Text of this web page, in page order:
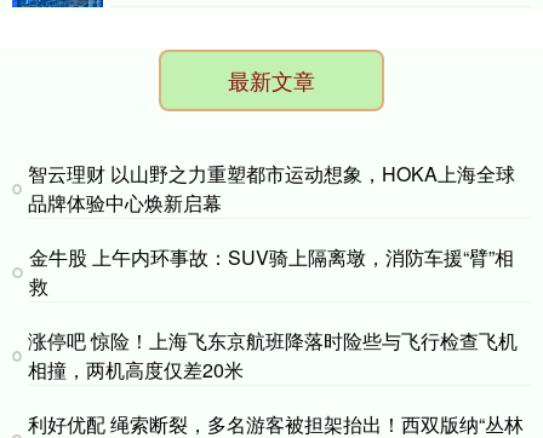
最新文章
智云理财 以山野之力重塑都市运动想象，HOKA上海全球
品牌体验中心焕新启幕
金牛股 上午内环事故：SUV骑上隔离墩，消防车援“臂”相
救
涨停吧 惊险！上海飞东京航班降落时险些与飞行检查飞机
相撞，两机高度仅差20米
利好优配 绳索断裂，多名游客被担架抬出！西双版纳“丛林